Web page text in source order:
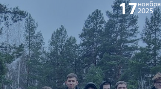
17ноября
2025